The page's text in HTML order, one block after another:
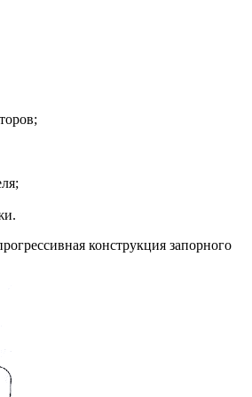
конструкция запорного